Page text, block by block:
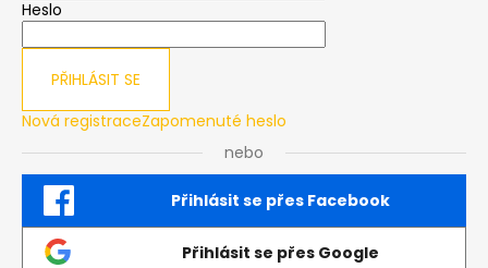
Heslo
PŘIHLÁSIT SE
Nová registraceZapomenuté heslo
nebo
Přihlásit se přes Facebook
Přihlásit se přes Google